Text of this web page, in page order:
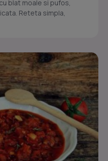
blat moale si pufos,
Reteta simpla,